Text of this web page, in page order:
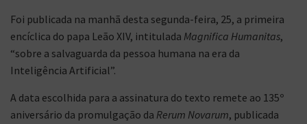
Foi publicada na manhã desta segunda-feira, 25, a primeira
encíclica do papa Leão XIV, intitulada Magnifica Humanitas,
“sobre a salvaguarda da pessoa humana na era da
Inteligência Artificial”.
A data escolhida para a assinatura do texto remete ao 135º
aniversário da promulgação da Rerum Novarum, publicada